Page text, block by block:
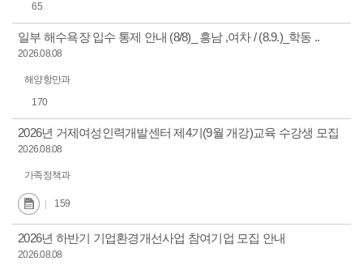
65
일부 해수욕장 입수 통제 안내 (8/8)_ 흥남 ,여차 / (8.9.)_학동 ..
2026.08.08
해양항만과
170
2026년 거제여성인력개발센터 제4기(9월 개강)교육 수강생 모집
2026.08.08
가족정책과
159
2026년 하반기 기업환경개선사업 참여기업 모집 안내
2026.08.08